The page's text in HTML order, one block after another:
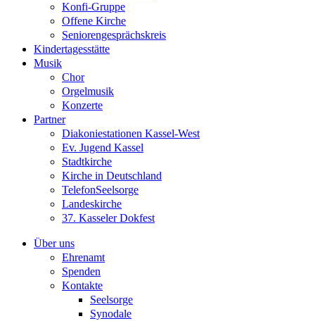
Konfi-Gruppe
Offene Kirche
Seniorengesprächskreis
Kindertagesstätte
Musik
Chor
Orgelmusik
Konzerte
Partner
Diakoniestationen Kassel-West
Ev. Jugend Kassel
Stadtkirche
Kirche in Deutschland
TelefonSeelsorge
Landeskirche
37. Kasseler Dokfest
Über uns
Ehrenamt
Spenden
Kontakte
Seelsorge
Synodale